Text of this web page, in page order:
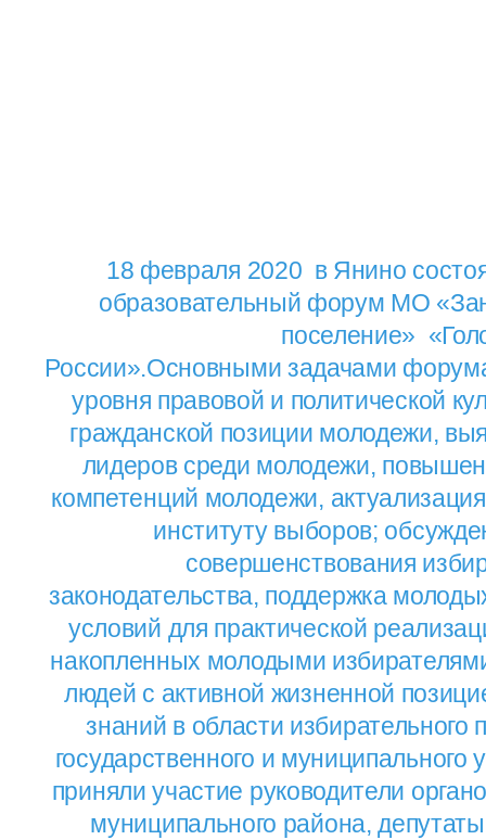
18 февраля 2020 в Янино
образовательный форум МО
поселение»
России».Основными задачами
уровня правовой и политической
гражданской позиции молодежи,
лидеров среди молодежи,
компетенций молодежи,
институту выборов;
совершенствования
законодательства, поддержка
условий для практической
накопленных молодыми
людей с активной жизненной
знаний в области избирательного
государственного и
приняли участие руководители
муниципального района,